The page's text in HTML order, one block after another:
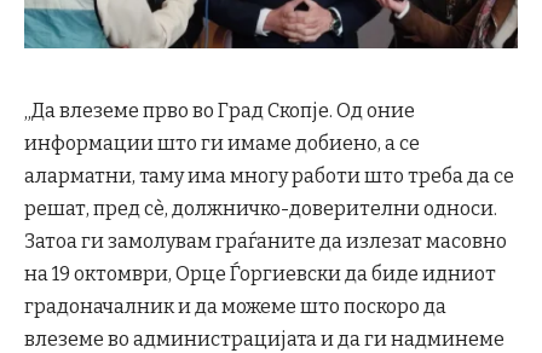
„Да влеземе прво во Град Скопје. Од оние
информации што ги имаме добиено, а се
аларматни, таму има многу работи што треба да се
решат, пред сè, должничко-доверителни односи.
Затоа ги замолувам граѓаните да излезат масовно
на 19 октомври, Орце Ѓоргиевски да биде идниот
градоначалник и да можеме што поскоро да
влеземе во администрацијата и да ги надминеме